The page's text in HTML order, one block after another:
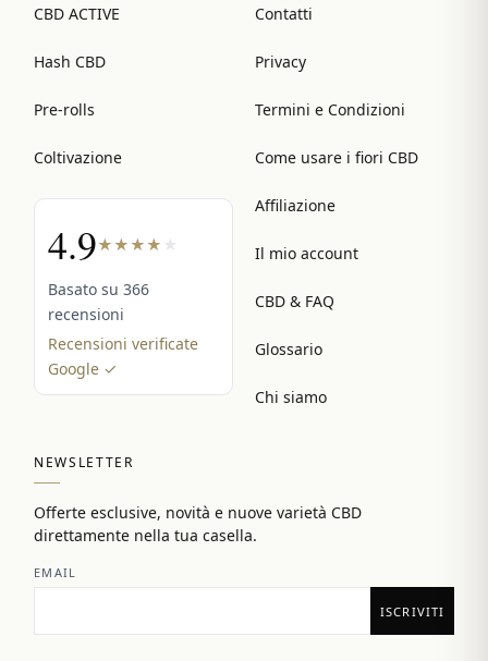
CBD ACTIVE
Hash CBD
Pre-rolls
Coltivazione
4.9★★★★ ★
Basato su 366
recensioni
Recensioni verificate
Google ✓
Contatti
Privacy
Termini e Condizioni
Come usare i fiori CBD
Affiliazione
Il mio account
CBD & FAQ
Glossario
Chi siamo
NEWSLETTER
Offerte esclusive, novità e nuove varietà CBD
direttamente nella tua casella.
EMAIL